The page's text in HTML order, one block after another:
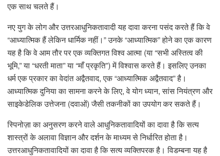
एक साथ चलते हैं।
नए युग के लोग और उत्तरआधुनिकतावादी यह दावा करना पसंद करते हैं कि वे
“आध्यात्मिक हैं लेकिन धार्मिक नहीं।” उनके “आध्यात्मिक” होने का एक कारण
यह है कि वे आम तौर पर एक व्यक्तिगत विश्व आत्मा (या “सभी अस्तित्व की
भूमि,” या “धरती माता” या “माँ प्रकृति”) में विश्वास करते हैं। इसलिए उनका
धर्म एक प्रकार का वेदांत अद्वैतवाद, एक “आध्यात्मिक अद्वैतवाद” है।
आध्यात्मिक दुनिया का सामना करने के लिए, वे योग ध्यान, सांस नियंत्रण और
साइकेडेलिक उत्तेजना (दवाओं) जैसी तकनीकों का उपयोग कर सकते हैं।
स्पिनोज़ा का अनुसरण करने वाले आधुनिकतावादियों का दावा है कि सत्य
शास्त्रों के अलावा विज्ञान और दर्शन के माध्यम से निर्धारित होता है।
उत्तरआधुनिकतावादियों का दावा है कि सत्य व्यक्तिपरक है। विडम्बना यह है